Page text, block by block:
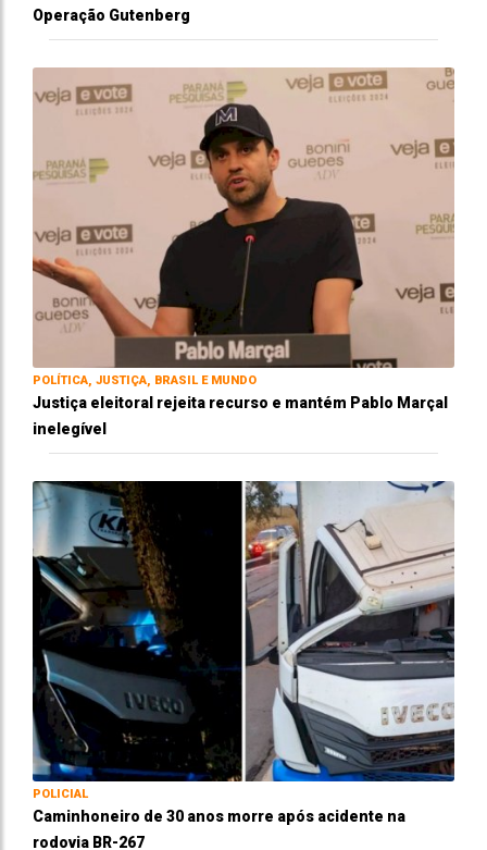
Operação Gutenberg
POLÍTICA, JUSTIÇA, BRASIL E MUNDO
Justiça eleitoral rejeita recurso e mantém Pablo Marçal
inelegível
POLICIAL
Caminhoneiro de 30 anos morre após acidente na
rodovia BR-267